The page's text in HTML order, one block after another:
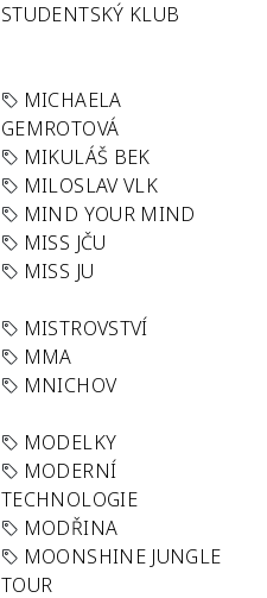
STUDENTSKÝ KLUB
MICHAELA
GEMROTOVÁ
MIKULÁŠ BEK
MILOSLAV VLK
MIND YOUR MIND
MISS JČU
MISS JU
MISTROVSTVÍ
MMA
MNICHOV
MODELKY
MODERNÍ
TECHNOLOGIE
MODŘINA
MOONSHINE JUNGLE
TOUR